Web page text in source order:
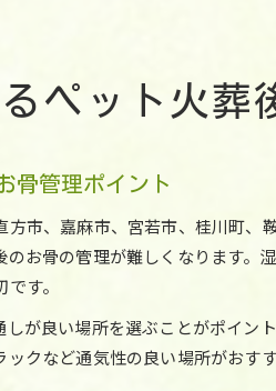
遺骨カプ
嘉麻や宮若にお
お骨を清
ペット火葬
骨管理ポイント
市、嘉麻市、宮若市、桂川町
お骨の管理が難しくなります
す。
が良い場所を選ぶことがポイ
クなど通気性の良い場所がおす